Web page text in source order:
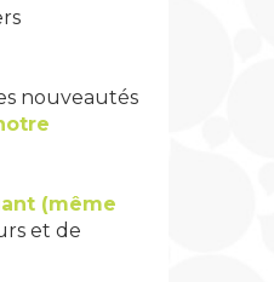
nouveautés
(même
et de